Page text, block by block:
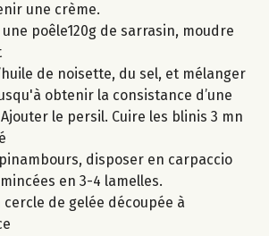
une crème.
poêle120g de sarrasin, moudre
de noisette, du sel, et mélanger
obtenir la consistance d’une
le persil. Cuire les blinis 3 mn
disposer en carpaccio
en 3-4 lamelles.
de gelée découpée à